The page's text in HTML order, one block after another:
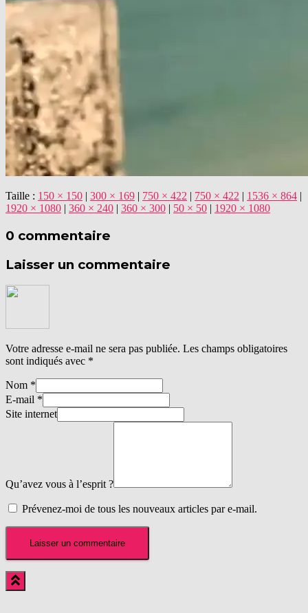
Taille : 150 × 150 | 300 × 169 | 750 × 422 | 750 × 422 | 1536 × 864 |
1920 × 1080 | 360 × 240 | 360 × 300 | 50 × 50 | 1920 × 1080
0 commentaire
Laisser un commentaire
Votre adresse e-mail ne sera pas publiée. Les champs obligatoires
sont indiqués avec *
Nom *
E-mail *
Site internet
Qu’avez vous à l’esprit ?
Prévenez-moi de tous les nouveaux articles par e-mail.